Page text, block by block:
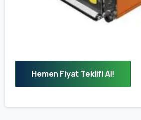
Hemen Fiyat Teklifi Al!